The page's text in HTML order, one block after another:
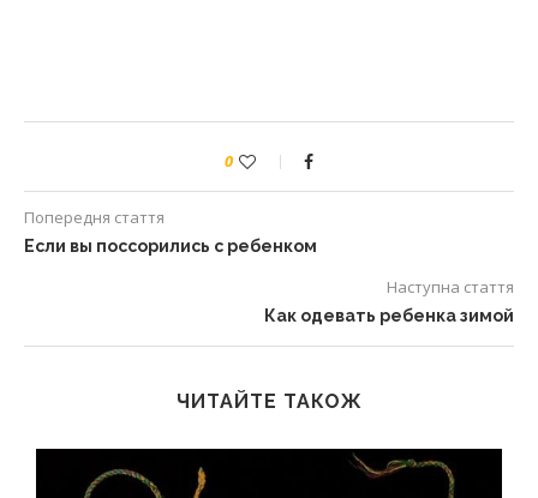
0
Попередня стаття
Если вы поссорились с ребенком
Наступна стаття
Как одевать ребенка зимой
ЧИТАЙТЕ ТАКОЖ